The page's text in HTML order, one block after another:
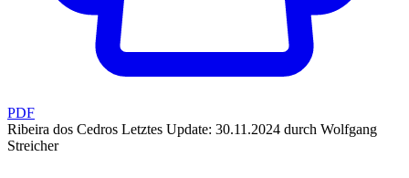
PDF
Ribeira dos Cedros Letztes Update: 30.11.2024 durch Wolfgang
Streicher